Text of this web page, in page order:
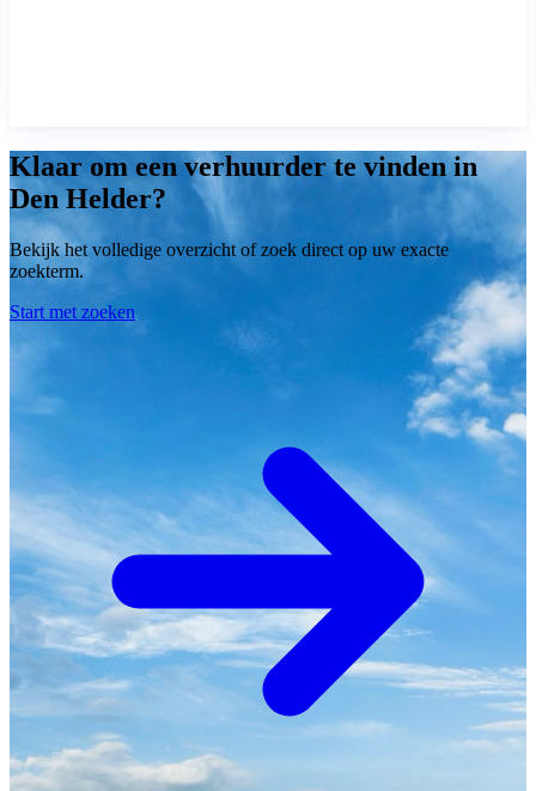
Klaar om een verhuurder te vinden in
Den Helder?
Bekijk het volledige overzicht of zoek direct op uw exacte
zoekterm.
Start met zoeken